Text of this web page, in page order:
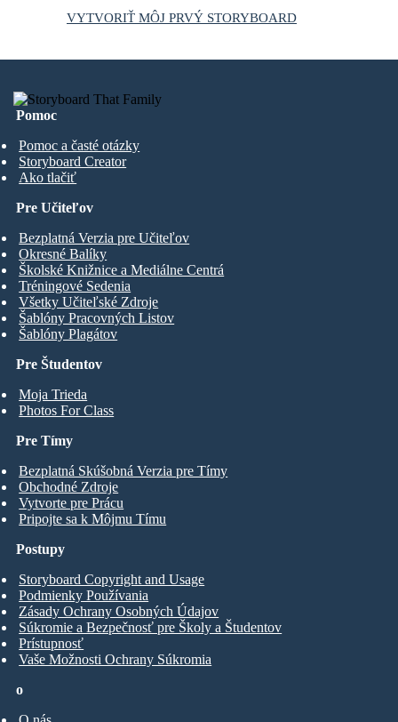
VYTVORIŤ MÔJ PRVÝ STORYBOARD
Pomoc
Pomoc a časté otázky
Storyboard Creator
Ako tlačiť
Pre Študentov
Moja Trieda
Photos For Class
Pre Učiteľov
Bezplatná Verzia pre Učiteľov
Okresné Balíky
Školské Knižnice a Mediálne Centrá
Tréningové Sedenia
Všetky Učiteľské Zdroje
Šablóny Pracovných Listov
Šablóny Plagátov
Pre Tímy
Bezplatná Skúšobná Verzia pre Tímy
Obchodné Zdroje
Vytvorte pre Prácu
Pripojte sa k Môjmu Tímu
o
Postupy
Storyboard Copyright and Usage
Podmienky Používania
Zásady Ochrany Osobných Údajov
Súkromie a Bezpečnosť pre Školy a Študentov
Prístupnosť
Vaše Možnosti Ochrany Súkromia